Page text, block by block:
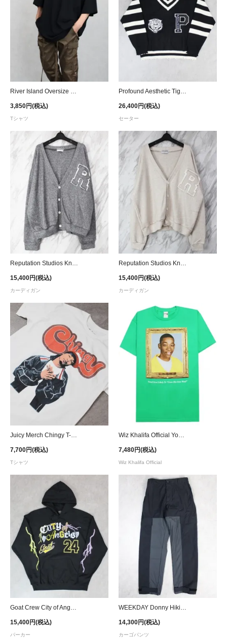
3,850円(税込)
Tシャツ
26,400円(税込)
セーター
15,400円(税込)
カーディガン
15,400円(税込)
カーディガン
7,700円(税込)
Tシャツ
7,480円(税込)
Wiz Khalifa Official
15,400円(税込)
パーカー
14,300円(税込)
カーゴパンツ